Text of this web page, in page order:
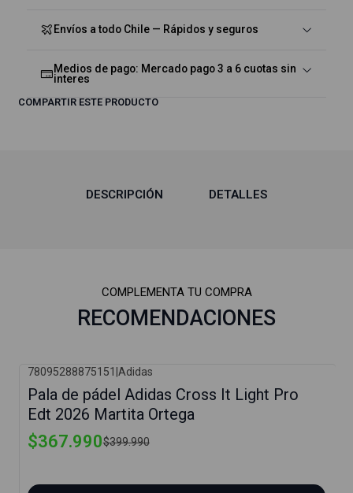
Envíos a todo Chile — Rápidos y seguros
Medios de pago: Mercado pago 3 a 6 cuotas sin
interes
COMPARTIR ESTE PRODUCTO
DESCRIPCIÓN DETALLES
COMPLEMENTA TU COMPRA
RECOMENDACIONES
78095288875151|Adidas
Pala de pádel Adidas Cross It Light Pro
Edt 2026 Martita Ortega
$367.990$399.990